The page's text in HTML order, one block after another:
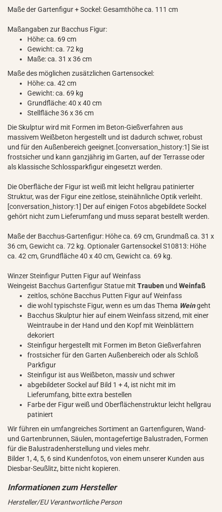
Maße der Gartenfigur + Sockel: Gesamthöhe ca. 111 cm
Maßangaben zur Bacchus Figur:
Höhe: ca. 69 cm
Gewicht: ca. 72 kg
Maße: ca. 31 x 36 cm
Maße des möglichen zusätzlichen Gartensockel:
Höhe: ca. 42 cm
Gewicht: ca. 69 kg
Grundfläche: 40 x 40 cm
Stellfläche 36 x 36 cm
Die Skulptur wird mit Formen im Beton-Gießverfahren aus
massivem Weißbeton hergestellt und ist dadurch schwer, robust
und für den Außenbereich geeignet.[conversation_history:1] Sie ist
frostsicher und kann ganzjährig im Garten, auf der Terrasse oder
als klassische Schlossparkfigur eingesetzt werden.
Die Oberfläche der Figur ist weiß mit leicht hellgrau patinierter
Struktur, was der Figur eine zeitlose, steinähnliche Optik verleiht.
[conversation_history:1] Der auf einigen Fotos abgebildete Sockel
gehört nicht zum Lieferumfang und muss separat bestellt werden.
Maße der Bacchus-Gartenfigur: Höhe ca. 69 cm, Grundmaß ca. 31 x
36 cm, Gewicht ca. 72 kg. Optionaler Gartensockel S10813: Höhe
ca. 42 cm, Grundfläche 40 x 40 cm, Gewicht ca. 69 kg.
Winzer Steinfigur Putten Figur auf Weinfass
Weingeist Bacchus Gartenfigur Statue mit Trauben und Weinfaß
zeitlos, schöne Bacchus Putten Figur auf Weinfass
die wohl typischste Figur, wenn es um das Thema Weingeht
Bacchus Skulptur hier auf einem Weinfass sitzend, mit einer
Weintraube in der Hand und den Kopf mit Weinblättern
dekoriert
Steinfigur hergestellt mit Formen im Beton Gießverfahren
frostsicher für den Garten Außenbereich oder als Schloß
Parkfigur
Steinfigur ist aus Weißbeton, massiv und schwer
abgebildeter Sockel auf Bild 1 + 4, ist nicht mit im
Lieferumfang, bitte extra bestellen
Farbe der Figur weiß und Oberflächenstruktur leicht hellgrau
patiniert
Wir führen ein umfangreiches Sortiment an Gartenfiguren, Wand-
und Gartenbrunnen, Säulen, montagefertige Balustraden, Formen
für die Balustradenherstellung und vieles mehr.
Bilder 1, 4, 5, 6 sind Kundenfotos, von einem unserer Kunden aus
Diesbar-Seußlitz, bitte nicht kopieren.
Hersteller/EU Verantwortliche Person